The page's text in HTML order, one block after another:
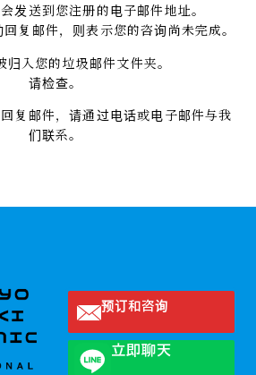
发送到您注册的电子邮件地址。
复邮件，则表示您的咨询尚未完成。
归入您的垃圾邮件文件夹。
请检查。
复邮件，请通过电话或电子邮件与我
们联系。
预订和咨询
立即聊天